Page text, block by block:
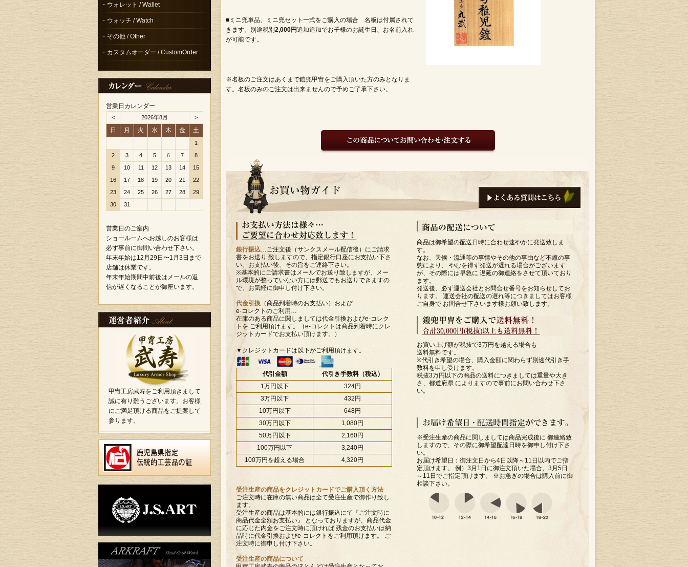
■ミニ兜単品、ミニ兜セット一式をご購入の場合 名板は付属されて
きます。別途税別 2,000円追加追加でお子様のお誕生日、お名前入れ
が可能です。
※名板のご注文はあくまで鎧兜甲冑をご購入頂いた方のみとなりま
す。名板のみのご注文は出来ませんので予めご了承下さい。
銀行振込…ご注文後（サンクスメール配信後）にご請求
書をお送り 致しますので、指定銀行口座にお支払い下さ
い。お支払い後、その旨をご連絡下さい。
※基本的にご請求書はメールでお送り致しますが、メー
ル環境が整っていない方には郵送でもお送りできますの
で、お気軽に御申し付け下さい。
代金引換 （商品到着時のお支払い）および
e-コレクトのご利用…
在庫のある商品に関しましては代金引換およびe-コレク
トを ご利用頂けます。（e-コレクトは商品到着時にクレ
ジットカードでお支払い頂けます。）
▼クレジットカードは以下がご利用頂けます。
代引金額
代引き手数料（税込）
1万円以下
324円
3万円以下
432円
10万円以下
648円
30万円以下
1,080円
50万円以下
2,160円
100万円以下
3,240円
100万円を超える場合
4,320円
受注生産の商品をクレジットカードでご購入頂く方法
ご注文時に在庫の無い商品は全て受注生産で御作り致し
ます。
受注生産の商品は基本的には銀行振込にて『ご注文時に
商品代金全額お支払い』 となっておりますが、商品代金
に応じた内金をご注文時に頂ければ 残金のお支払いは納
品時に代金引換およびe-コレクトをご利用頂けます。 ご
注文時に御申し付け下さい。
受注生産の商品について
商品は御希望の配送日時に合わせ速やかに発送致しま
す。
なお、天候・流通等の事情やその他の事由など不慮の事
態により、 やむを得ず発送が遅れる場合がございます
が、その際には早急に 遅延の御連絡をさせて頂いており
ます。
発送後、必ず運送会社とお問合せ番号をお知らせしてお
ります。 運送会社の配送の遅れ等につきましてはお客様
ご自身で お問合せ下さいます様お願い致します。
お買い上げ額が税抜で3万円を越える場合も
送料無料です。
※代引き希望の場合、購入金額に関わらず別途代引き手
数料を申し受けます。
税抜3万円以下の商品の送料につきましては重量や大き
さ、都道府県 によりますので事前にお問い合わせ下さ
い。
※受注生産の商品に関しましては商品完成後に 御連絡致
しますので、その際に御希望配達日時を御申し付け下さ
い。
お届け希望日：御注文日から4日以降～11日以内でご指
定頂けます。 例）3月1日に御注文頂いた場合、3月5日
～11日でご指定頂けます。 ※お急ぎの場合は購入前に御
相談下さい。
・ウォレット / Wallet
・ウォッチ / Watch
・その他 / Other
・カスタムオーダー / CustomOrder
営業日カレンダー
< 2026年8月 >
日 月 火 水 木 金 土
1
2
3 4 5 6 7
8
9
10 11 12 13 14
15
16
17 18 19 20 21
22
23
24 25 26 27 28
29
30
31
営業日のご案内
ショールームへお越しのお客様は
必ず事前に御問い合わせ下さい。
年末年始は12月29日〜1月3日まで
店舗は休業です。
年末年始期間中前後はメールの返
信が遅くなることが御座います。
甲冑工房武寿をご利用頂きまして
誠に有り難うございます。お客様
にご満足頂ける商品をご提案して
参ります。